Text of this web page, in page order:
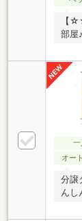
【
部屋♪
一
オー
分譲
んし